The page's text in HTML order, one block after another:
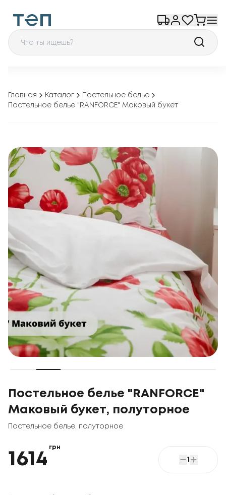
Главная Каталог
Постельное белье
Постельное белье "RANFORCE" Маковый букет
Постельное белье "RANFORCE"
Маковый букет, полуторное
Постельное белье полуторное
1614
грн
1